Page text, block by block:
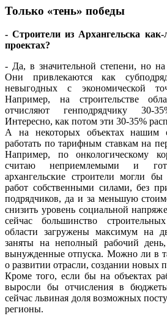
Только «тень» победы
- Строители из Архангельска
проектах?
- Да, в значительной степени, но на
Они привлекаются как
невыгодных с экономической
Например, на строительстве
отчисляют генподрядчику 30-
Интересно, как потом эти 30-35%
А на некоторых объектах нашим
работать по тарифным ставкам на
Например, по онкологическому
считаю неприемлемыми и
архангельские строители могли
работ собственными силами, без
подрядчиков, да и за меньшую
снизить уровень социальной
сейчас большинство
области загружены максимум на
заняты на неполный рабочий
вынужденные отпуска. Можно ли в
о развитии отрасли, создании новых
Кроме того, если бы на объектах
выросли бы отчисления в
сейчас львиная доля возможных
регионы.